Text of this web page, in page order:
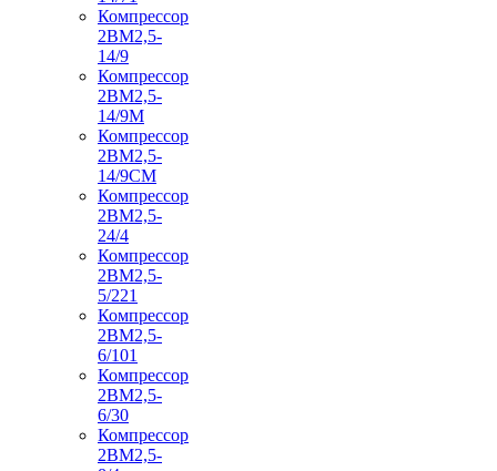
Компрессор
2ВМ2,5-
14/9
Компрессор
2ВМ2,5-
14/9М
Компрессор
2ВМ2,5-
14/9СМ
Компрессор
2ВМ2,5-
24/4
Компрессор
2ВМ2,5-
5/221
Компрессор
2ВМ2,5-
6/101
Компрессор
2ВМ2,5-
6/30
Компрессор
2ВМ2,5-